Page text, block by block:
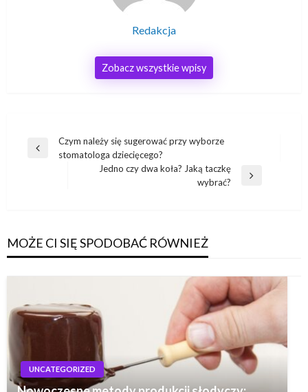
Redakcja
Zobacz wszystkie wpisy
Nawigacja
wpisu
Poprzedni
Czym należy się sugerować przy wyborze
stomatologa dziecięcego?
Jedno czy dwa koła? Jaką taczkę
wybrać?
MOŻE CI SIĘ SPODOBAĆ RÓWNIEŻ
UNCATEGORIZED